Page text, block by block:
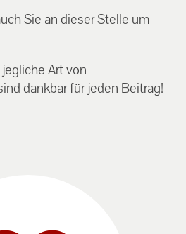
Sie an dieser Stelle um
Art von
dankbar für jeden Beitrag!